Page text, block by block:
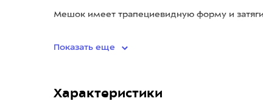
Мешок имеет трапециевидную форму и
Показать еще
Характеристики